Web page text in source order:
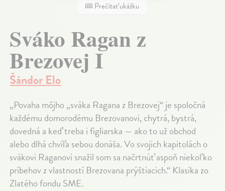
Prečítať ukážku
Sváko Ragan z
Brezovej I
Šándor Elo
„Povaha môjho „sváka Ragana z Brezovej“ je spoločná
každému domorodému Brezovanovi, chytrá, bystrá,
dovedná a keď treba i figliarska — ako to už obchod
alebo dlhá chvíľa sebou donáša. Vo svojich kapitolách o
svákovi Raganovi snažil som sa načrtnúť aspoň niekoľko
príbehov z vlastností Brezovana prýštiacich.“ Klasika zo
Zlatého fondu SME.